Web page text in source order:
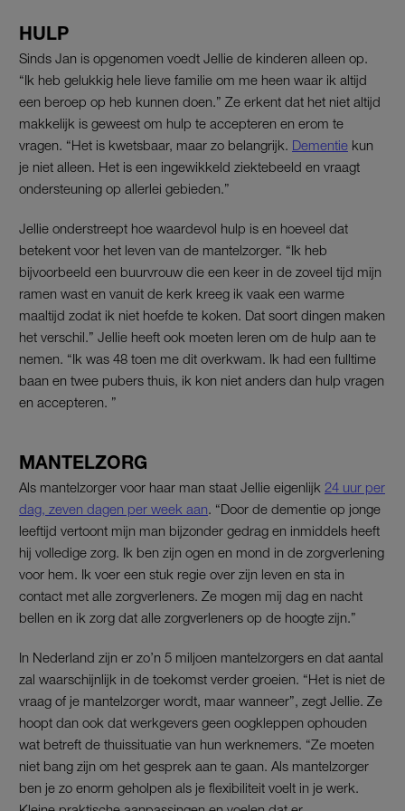
HULP
Sinds Jan is opgenomen voedt Jellie de kinderen alleen op.
“Ik heb gelukkig hele lieve familie om me heen waar ik altijd
een beroep op heb kunnen doen.” Ze erkent dat het niet altijd
makkelijk is geweest om hulp te accepteren en erom te
vragen. “Het is kwetsbaar, maar zo belangrijk. Dementie kun
je niet alleen. Het is een ingewikkeld ziektebeeld en vraagt
ondersteuning op allerlei gebieden.”
Jellie onderstreept hoe waardevol hulp is en hoeveel dat
betekent voor het leven van de mantelzorger. “Ik heb
bijvoorbeeld een buurvrouw die een keer in de zoveel tijd mijn
ramen wast en vanuit de kerk kreeg ik vaak een warme
maaltijd zodat ik niet hoefde te koken. Dat soort dingen maken
het verschil.” Jellie heeft ook moeten leren om de hulp aan te
nemen. “Ik was 48 toen me dit overkwam. Ik had een fulltime
baan en twee pubers thuis, ik kon niet anders dan hulp vragen
en accepteren. ”
MANTELZORG
Als mantelzorger voor haar man staat Jellie eigenlijk 24 uur per
dag, zeven dagen per week aan . “Door de dementie op jonge
leeftijd vertoont mijn man bijzonder gedrag en inmiddels heeft
hij volledige zorg. Ik ben zijn ogen en mond in de zorgverlening
voor hem. Ik voer een stuk regie over zijn leven en sta in
contact met alle zorgverleners. Ze mogen mij dag en nacht
bellen en ik zorg dat alle zorgverleners op de hoogte zijn.”
In Nederland zijn er zo’n 5 miljoen mantelzorgers en dat aantal
zal waarschijnlijk in de toekomst verder groeien. “Het is niet de
vraag of je mantelzorger wordt, maar wanneer”, zegt Jellie. Ze
hoopt dan ook dat werkgevers geen oogkleppen ophouden
wat betreft de thuissituatie van hun werknemers. “Ze moeten
niet bang zijn om het gesprek aan te gaan. Als mantelzorger
ben je zo enorm geholpen als je flexibiliteit voelt in je werk.